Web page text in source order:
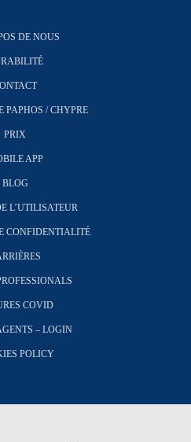
DE NOUS
PAPHOS / CHYPRE
PRIX
APP
BLOG
L’UTILISATEUR
CONFIDENTIALITÉ
COVID
– LOGIN
POLICY